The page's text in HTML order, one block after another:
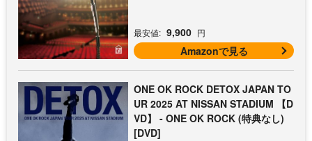
最安値: 9,900 円
Amazonで見る
ONE OK ROCK DETOX JAPAN TO
UR 2025 AT NISSAN STADIUM 【D
VD】 - ONE OK ROCK (特典なし)
[DVD]